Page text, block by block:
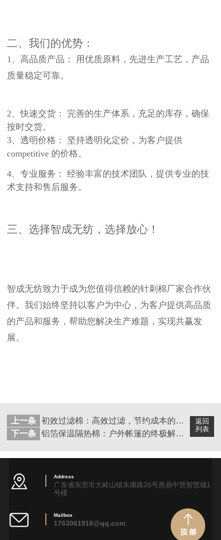
二、我们的优势：
1、高品质产品：
用优质原料，先进生产工艺，产品
质量稳定可靠。
2、快速交货：
完善的生产体系，充足的库存，确保
按时交货。
3、 透明价格：
坚持透明化定价，为客户提供
competitive 的价格。
4、专业服务：
经验丰富的技术团队，提供专业的技
术支持和售后服务。
三、选择智成无纺，选择放心！
智成无纺致力于成为您值得信赖的针刺棉厂家合作伙
伴。我们始终坚持以客户为中心，为客户提供高品质
的产品和服务，帮助您解决生产难题，实现共赢发
展。
返回
列表
上一条 初效过滤棉：高效过滤，节约成本的理想之选
下一条 铝箔保温隔热棉：户外帐篷的终极解决方案
Address
广东省东莞市大岭山镇东康路26号质鼎中慧智慧城1
号楼
Mailbox
1763061916@qq.com